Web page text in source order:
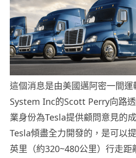
這個消息是由美國邁阿密一間
System Inc的Scott Perry向路
業身份為Tesla提供顧問意見的
Tesla傾盡全力開發的，是可以
英里（約320~480公里）行走距